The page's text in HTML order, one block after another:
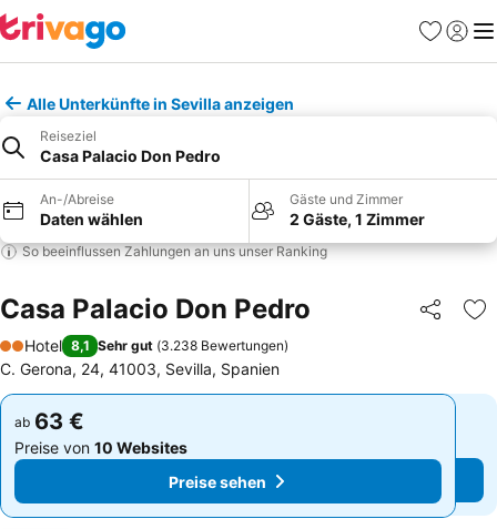
Favoriten
Alle Unterkünfte in Sevilla anzeigen
Reiseziel
Casa Palacio Don Pedro
An-/Abreise
Daten wählen
Gäste und Zimmer
2 Gäste, 1 Zimmer
So beeinflussen Zahlungen an uns unser Ranking
Casa Palacio Don Pedro Teilen
2 Sterne
Hotel 8,1 Sehr gut (3.238 Bewertungen)
C. Gerona, 24, 41003, Sevilla, Spanien
ab 63 €
Preise von 10 Websites
Preise sehen
ab 63 €
Preise von 10 Websites
Preise sehen